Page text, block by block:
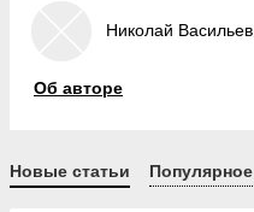
Николай Васильев
Об авторе
Новые статьи Популярное